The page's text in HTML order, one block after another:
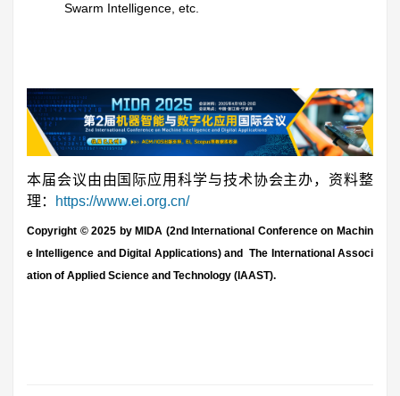
Swarm Intelligence, etc.
本届会议由由国际应用科学与技术协会主办，资料整
理：
https://www.ei.org.cn/
Copyright © 2025 by MIDA (2nd International Conference on Machin
e Intelligence and Digital Applications) andThe International Associ
ation of Applied Science and Technology (IAAST).